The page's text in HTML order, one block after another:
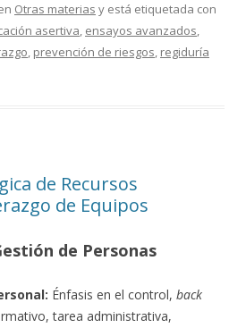
Otras materias y está etiquetada con
asertiva, ensayos avanzados,
, prevención de riesgos, regiduría
de Recursos
de Equipos
de Personas
Énfasis en el control, back
tarea administrativa,